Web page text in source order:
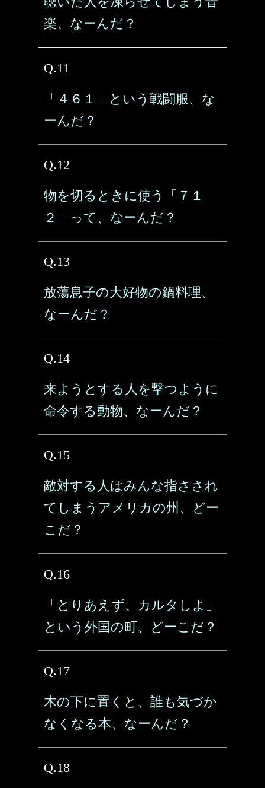
楽、なーんだ？
Q.11
「４６１」という戦闘服、な
ーんだ？
Q.12
物を切るときに使う「７１
２」って、なーんだ？
Q.13
放蕩息子の大好物の鍋料理、
なーんだ？
Q.14
来ようとする人を撃つように
命令する動物、なーんだ？
Q.15
敵対する人はみんな指さされ
てしまうアメリカの州、どー
こだ？
Q.16
「とりあえず、カルタしよ」
という外国の町、どーこだ？
Q.17
木の下に置くと、誰も気づか
なくなる本、なーんだ？
Q.18